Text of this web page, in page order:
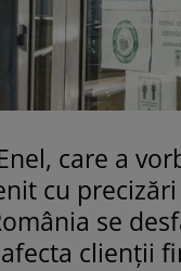
care a
cu
se
clienţii